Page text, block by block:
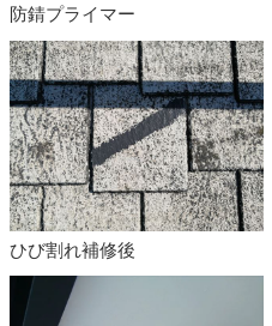
防錆プライマー
ひび割れ補修後